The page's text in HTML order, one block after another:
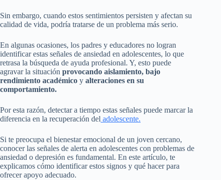
Sin embargo, cuando estos sentimientos persisten y afectan su
calidad de vida, podría tratarse de un problema más serio.
En algunas ocasiones, los padres y educadores no logran
identificar estas señales de ansiedad en adolescentes, lo que
retrasa la búsqueda de ayuda profesional. Y, esto puede
agravar la situación provocando aislamiento, bajo
rendimiento académico y alteraciones en su
comportamiento.
Por esta razón, detectar a tiempo estas señales puede marcar la
diferencia en la recuperación del adolescente.
Si te preocupa el bienestar emocional de un joven cercano,
conocer las señales de alerta en adolescentes con problemas de
ansiedad o depresión es fundamental. En este artículo, te
explicamos cómo identificar estos signos y qué hacer para
ofrecer apoyo adecuado.